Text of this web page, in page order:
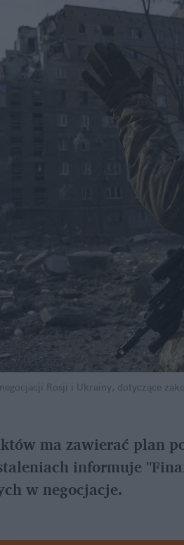
Rosji i Ukrainy, dotyczące
ma zawierać plan
informuje
w negocjacje.